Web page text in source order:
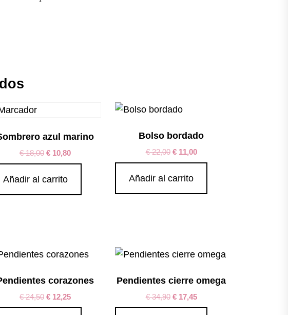
azul marino
€18,00 €10,80
Añadir al carrito
Bolso bordado
€22,00 €11,00
Añadir al carrito
corazones
€24,50 €12,25
Pendientes cierre omega
€34,90 €17,45